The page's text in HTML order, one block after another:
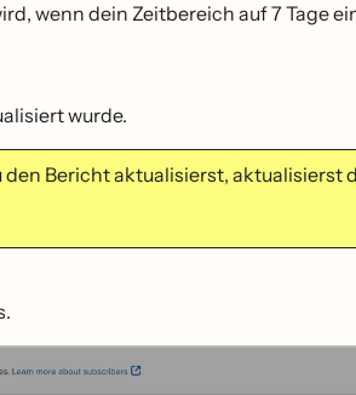
wenn dein Zeitbereich auf 7 Tage
wurde.
Bericht aktualisierst, aktualisierst